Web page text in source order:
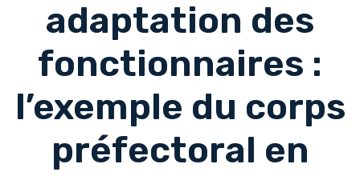
adaptation des
fonctionnaires :
l’exemple du corps
préfectoral en